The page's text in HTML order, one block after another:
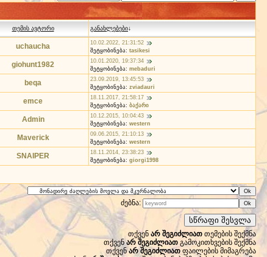
თემის ავტორი განახლებები↓
uchaucha
10.02.2022, 21:31:52
შეტყობინება: tasikesi
giohunt1982
10.01.2020, 19:37:34
შეტყობინება: mebaduri
beqa
23.09.2019, 13:45:53
შეტყობინება: zviadauri
emce
18.11.2017, 21:58:17
შეტყობინება: ბაქარი
Admin
10.12.2015, 10:04:43
შეტყობინება: western
Maverick
09.06.2015, 21:10:13
შეტყობინება: western
SNAIPER
18.11.2014, 23:38:23
შეტყობინება: giorgi1998
ძებნა:
თქვენ არ შეგიძლიათ თემების შექმნა
თქვენ არ შეგიძლიათ გამოკითხვების შექმნა
თქვენარ შეგიძლიათ ფაილების მიმაგრება